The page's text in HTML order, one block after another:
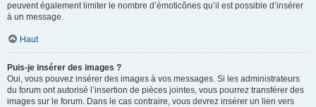
peuvent également limiter le nombre d’émoticônes qu’il est possible d’insérer
à un message.
Haut
Puis-je insérer des images ?
Oui, vous pouvez insérer des images à vos messages. Si les administrateurs
du forum ont autorisé l’insertion de pièces jointes, vous pourrez transférer des
images sur le forum. Dans le cas contraire, vous devrez insérer un lien vers